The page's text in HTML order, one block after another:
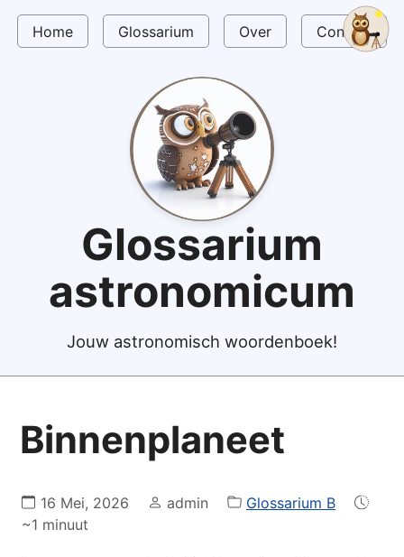
Home Glossarium Over Contact
Glossarium
astronomicum
Jouw astronomisch woordenboek!
Binnenplaneet
16 Mei, 2026 admin
Glossarium B
~1 minuut